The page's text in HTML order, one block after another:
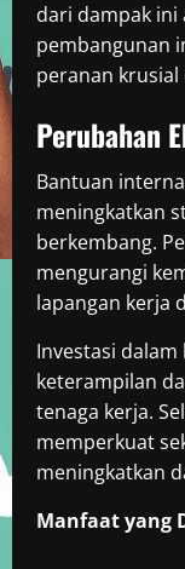
dari dampak
pembangunan
peranan
Perubahan
Bantuan
meningkatkan
berkembang.
mengurangi
lapangan kerja
Investasi
keterampilan
tenaga kerja.
memperkuat
meningkatkan
Manfaat yang